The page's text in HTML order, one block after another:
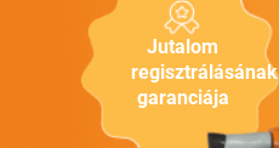
Jutalom
regisztrálásának
garanciája